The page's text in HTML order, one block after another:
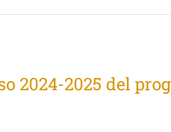
2024-2025 del